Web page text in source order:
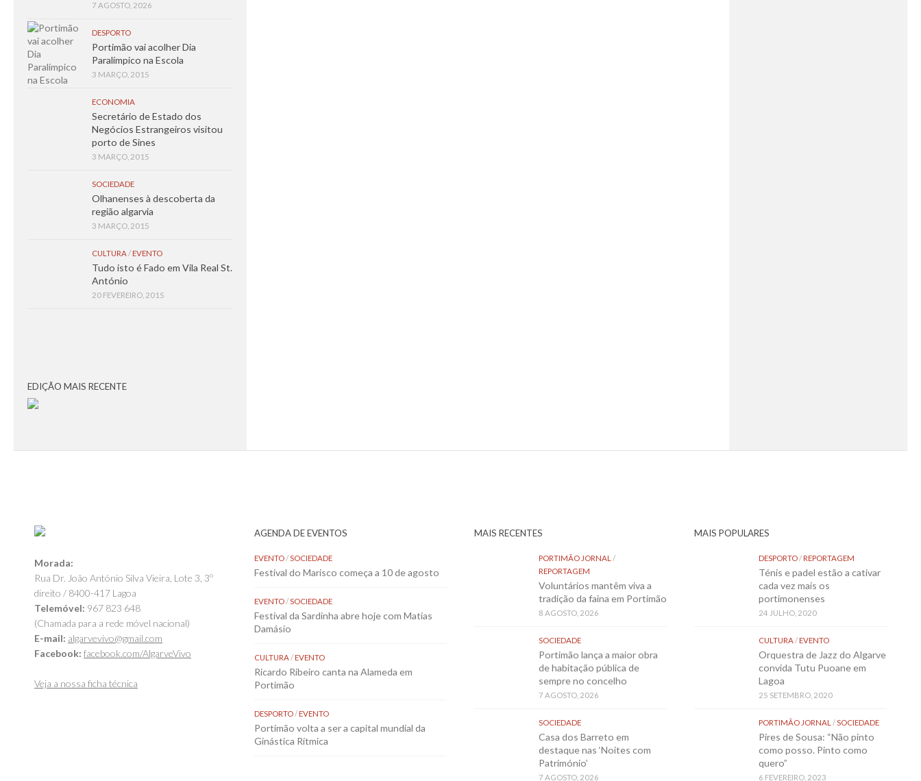
7 AGOSTO, 2026
DESPORTO
Portimão vai acolher Dia
Paralímpico na Escola
3 MARÇO, 2015
ECONOMIA
Secretário de Estado dos
Negócios Estrangeiros visitou
porto de Sines
3 MARÇO, 2015
SOCIEDADE
Olhanenses à descoberta da
região algarvia
3 MARÇO, 2015
CULTURA/ EVENTO
Tudo isto é Fado em Vila Real St.
António
20 FEVEREIRO, 2015
EDIÇÃO MAIS RECENTE
Morada:
Rua Dr. João António Silva Vieira, Lote 3, 3º
direito / 8400-417 Lagoa
Telemóvel: 967 823 648
(Chamada para a rede móvel nacional)
E-mail: algarvevivo@gmail.com
Facebook: facebook.com/AlgarveVivo
Veja a nossa ficha técnica
AGENDA DE EVENTOS
EVENTO/SOCIEDADE
Festival do Marisco começa a 10 de agosto
EVENTO/SOCIEDADE
Festival da Sardinha abre hoje com Matias
Damásio
CULTURA/EVENTO
Ricardo Ribeiro canta na Alameda em
Portimão
DESPORTO/EVENTO
Portimão volta a ser a capital mundial da
Ginástica Rítmica
MAIS RECENTES
PORTIMÃO JORNAL /
REPORTAGEM
Voluntários mantêm viva a
tradição da faina em Portimão
8 AGOSTO, 2026
SOCIEDADE
Portimão lança a maior obra
de habitação pública de
sempre no concelho
7 AGOSTO, 2026
SOCIEDADE
Casa dos Barreto em
destaque nas ‘Noites com
Património’
7 AGOSTO, 2026
MAIS POPULARES
DESPORTO/REPORTAGEM
Ténis e padel estão a cativar
cada vez mais os
portimonenses
24 JULHO, 2020
CULTURA/EVENTO
Orquestra de Jazz do Algarve
convida Tutu Puoane em
Lagoa
25 SETEMBRO, 2020
PORTIMÃO JORNAL /SOCIEDADE
Pires de Sousa: “Não pinto
como posso. Pinto como
quero”
6 FEVEREIRO, 2023